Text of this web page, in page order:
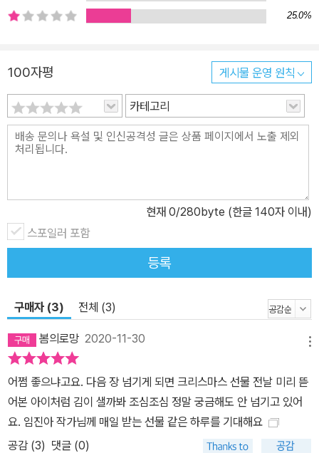
25.0%
100자평 게시물 운영 원칙
카테고리
현재 0/280byte (한글 140자 이내)
스포일러 포함
등록
구매자 (3) 전체 (3)
봄의로망 2020-11-30
어쩜 좋으냐고요. 다음 장 넘기게 되면 크리스마스 선물 전날 미리 뜯
어본 아이처럼 김이 샐까봐 조심조심 정말 궁금해도 안 넘기고 있어
요. 임진아 작가님께 매일 받는 선물 같은 하루를 기대해요
공감 (3) 댓글 (0)